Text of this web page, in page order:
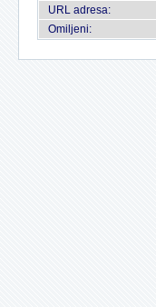
URL adresa:
Omiljeni: